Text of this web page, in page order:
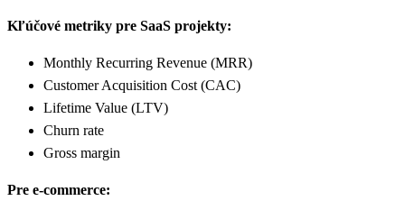
Kľúčové metriky pre SaaS projekty:
Monthly Recurring Revenue (MRR)
Customer Acquisition Cost (CAC)
Lifetime Value (LTV)
Churn rate
Gross margin
Pre e-commerce: